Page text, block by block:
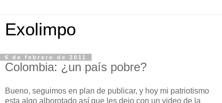
Exolimpo
6 de febrero de 2011
Colombia: ¿un país pobre?
Bueno, seguimos en plan de publicar, y hoy mi patriotismo
esta algo alborotado así que les dejo con un video de la